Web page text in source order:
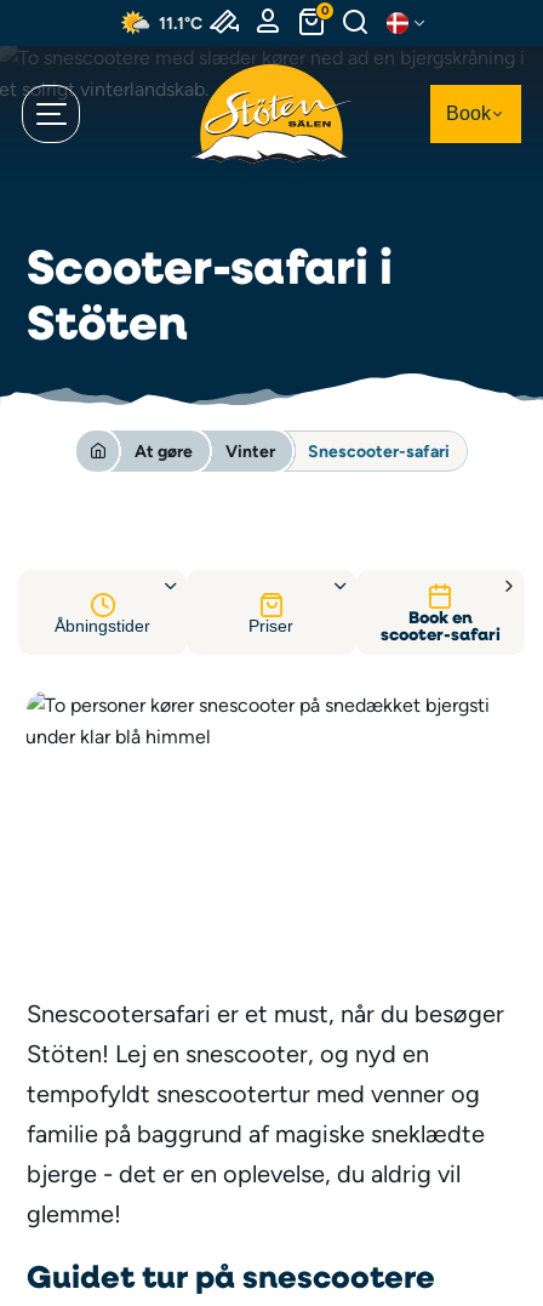
til
hovedindhold
11.1°C
0
Book
Scooter-safari i
Stöten
At gøre Vinter Snescooter-safari
Åbningstider Priser Book en
scooter-safari
Snescootersafari er et must, når du besøger
Stöten! Lej en snescooter, og nyd en
tempofyldt snescootertur med venner og
familie på baggrund af magiske sneklædte
bjerge - det er en oplevelse, du aldrig vil
glemme!
Guidet tur på snescootere